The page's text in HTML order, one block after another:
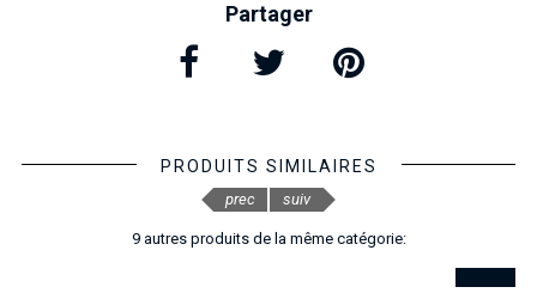
Partager
PRODUITS SIMILAIRES
9 autres produits de la même catégorie:
prec suiv